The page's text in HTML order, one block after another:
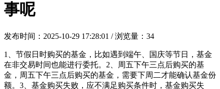
事呢
发布时间：2025-10-29 17:28:01 / 浏览量：34
1、节假日时购买的基金，比如遇到端午、国庆等节日，基金
在非交易时间也能进行委托。2、周五下午三点后购买的基
金，周五下午三点后购买的基金，需要下周二才能确认基金份
额。3、基金购买失败，应不满足购买条件时，基金购买失